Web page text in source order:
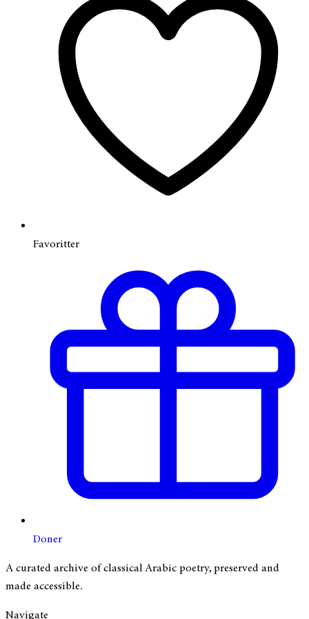
Favoritter
Doner
A curated archive of classical Arabic poetry, preserved and
made accessible.
Navigate